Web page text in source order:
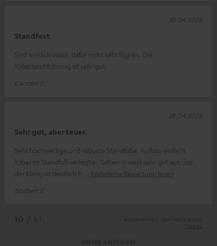
Standfest
Sind wirklich stabil, dafür nicht sehr filigran. Die
Kabedurchführung ist sehr gut.
Carsten T.
30.04.2026
Sehr gut, aber teuer.
Sehr hochwertige und robuste Standfüße, Aufbau einfach,
Kabel im Standfuß verlegbar. Sehen in weiß sehr gut aus und
der Klang ist deutlich b
Komplette Bewertung lesen
Norbert E.
28.04.2026